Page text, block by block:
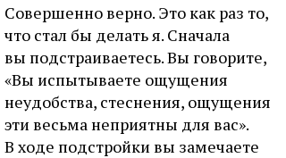
Совершенно верно. Это как раз то,
что стал бы делать я. Сначала
вы подстраиваетесь. Вы говорите,
«Вы испытываете ощущения
неудобства, стеснения, ощущения
эти весьма неприятны для вас».
В ходе подстройки вы замечаете